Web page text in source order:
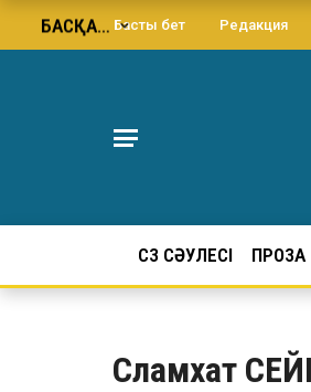
Басты бет Редакция
СӨЗ СӘУЛЕСІ ПРОЗА
БАСҚА…
Сламхат